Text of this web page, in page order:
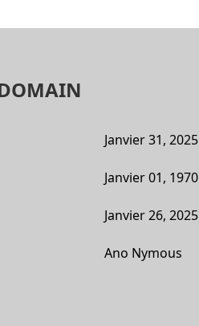
Janvier 31, 2025
Janvier 01, 1970
Janvier 26, 2025
Ano Nymous